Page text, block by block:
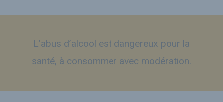
L’abus d’alcool est dangereux pour la
santé, à consommer avec modération.